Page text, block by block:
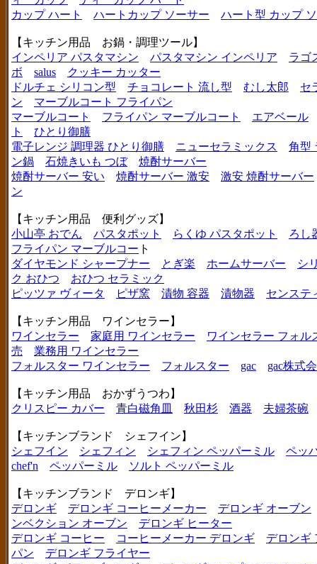
カップ ハート
ハートカップ ソーサー ハート型 カップ
【キッチン用品 お鍋・調理ツール】
インペリア パスタマシン
パスタマシン インペリア
ラゴ
ボ
salus
クッキー カッター
ドルチェ シリコン型
チョコレート 流し型 むし太郎
セ
ン
マーブルコート フライパン
マーブルコート
フライパン マーブルコート
エアベール
ト
ひとり御膳
電子レンジ 調理器 ひとり御膳
ニューセラミックス
角型
ン鍋
石焼きいも つぼ
焼酎サーバー
焼酎サーバー 安い
焼酎サーバー 激安
激安 焼酎サーバー
ン
【キッチン用品 便利グッズ】
小山亭 おでん
パスタポット らくゆ パスタポット
ろし
フライパン マーブルコー ト
ダイヤモンド シャープナー
とぎ楽 ホームサーバー
シ
ク おひつ
おひつ セラミック
ピッツァ ヴィータ
ピザ窯 漬物 容器 漬物器 センステ
【キッチン用品 ワインセラー】
ワインセラー
家庭用 ワインセラー
ワインセラー フォル
売
業務用 ワインセラー
フォルスター ワインセラー
フォルスター gac gac株式
【キッチン用品 おかずうつわ】
クリスピー カバー
青白磁角皿 秋田杉 酒器 夫婦茶碗
【キッチンブランド シェフイン】
シェフイン
シェフィン シェフィン ペッパーミル
ペッ
chef'n
ペッパーミル ソルト ペッパーミル
【キッチンブランド デロンギ】
デロンギ
デロンギ コーヒーメーカー
デロンギ オーブン
ンベクション オーブン
デロンギ ヒーター
デロンギ コーヒー
コーヒーメーカー デロンギ
デロンギ
パン
デロンギ フライヤー